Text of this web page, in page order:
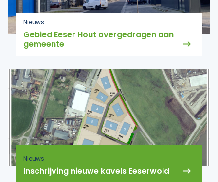
Nieuws
Gebied Eeser Hout overgedragen aan
gemeente
Nieuws
Inschrijving nieuwe kavels Eeserwold